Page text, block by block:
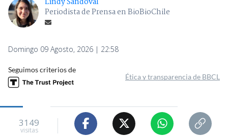
Periodista de Prensa en BioBioChile
Domingo 09 Agosto, 2026 | 22:58
Seguimos criterios de
Ética y transparencia de BBCL
3149
visitas